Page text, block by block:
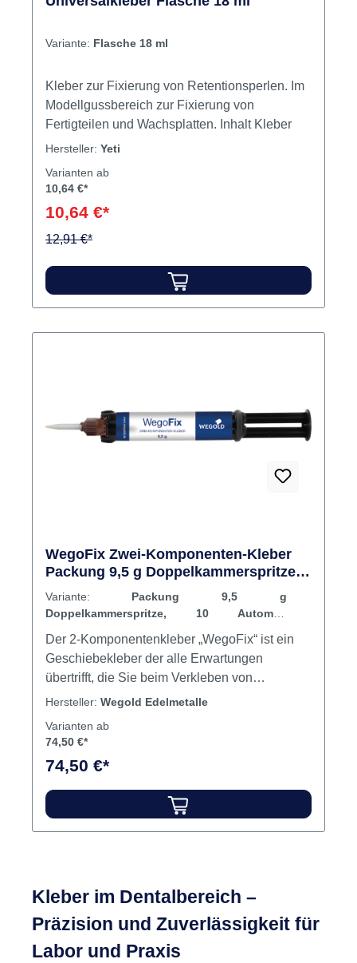
bei dentalkiosk.de erhältlich.
Variante: Flasche 18 ml
Kleber zur Fixierung von Retentionsperlen. Im
Modellgussbereich zur Fixierung von
Fertigteilen und Wachsplatten. Inhalt Kleber
Hersteller: Yeti
Varianten ab
10,64 €*
10,64 €*
12,91 €*
WegoFix Zwei-Komponenten-Kleber
Packung 9,5 g Doppelkammerspritze,
10 Automix-Applikationskanülen
Variante: Packung 9,5 g
Doppelkammerspritze, 10 Automix-
Der 2-Komponentenkleber „WegoFix“ ist ein
Geschiebekleber der alle Erwartungen
übertrifft, die Sie beim Verkleben von
Konstruktions-, Verbinde- und Halte-Elementen
Doppelkammerspritze10 Automix-
Hersteller: Wegold Edelmetalle
Varianten ab
74,50 €*
74,50 €*
Kleber im Dentalbereich –
Präzision und Zuverlässigkeit für
Labor und Praxis